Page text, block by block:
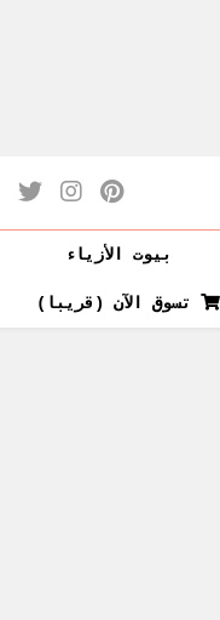
بيوت الأزياء
تسوق الآن (قريبا)